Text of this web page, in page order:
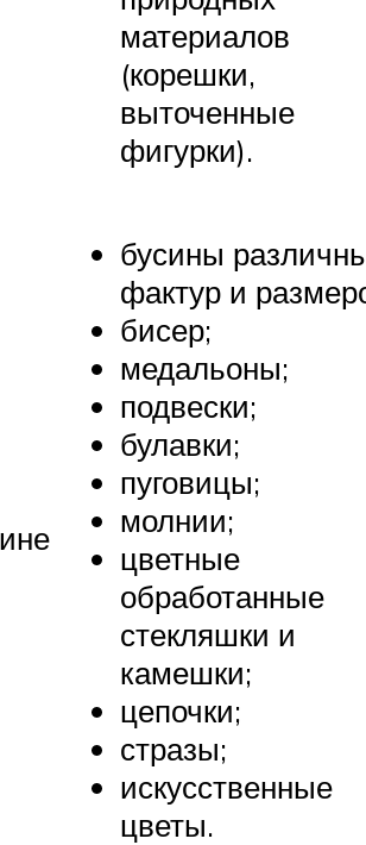
материалов
(корешки,
выточенные
фигурки).
бусины
фактур и
бисер;
медальоны;
подвески;
булавки;
пуговицы;
молнии;
цветные
обработанные
стекляшки и
камешки;
цепочки;
стразы;
искусственные
цветы.